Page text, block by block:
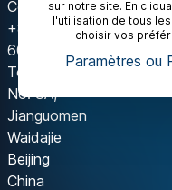
sur notre site. En
l'utilisation de tous
choisir vos
Paramètres ou
Contactez-nous
+86-10 6718 9590
602A, Block A, IFC
Tower
No. 8A,
Jianguomen
Waidajie
Beijing
China